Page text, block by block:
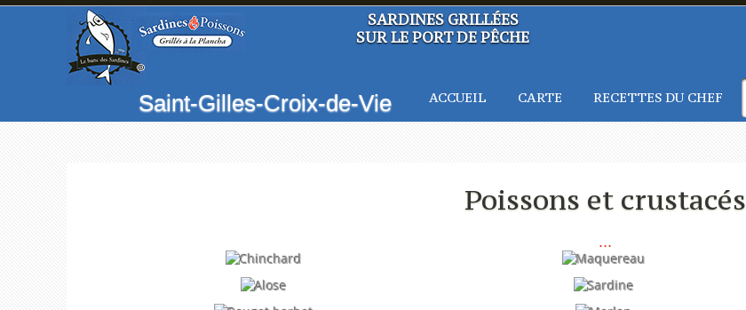
SARDINES GRILLÉES
SUR LE PORT DE PÊCHE
Saint-Gilles-Croix-de-Vie ACCUEIL CARTE RECETTES DU CHEF
Poissons et crustacés
...